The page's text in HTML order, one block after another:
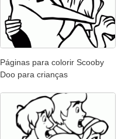
Páginas para colorir Scooby
Doo para crianças